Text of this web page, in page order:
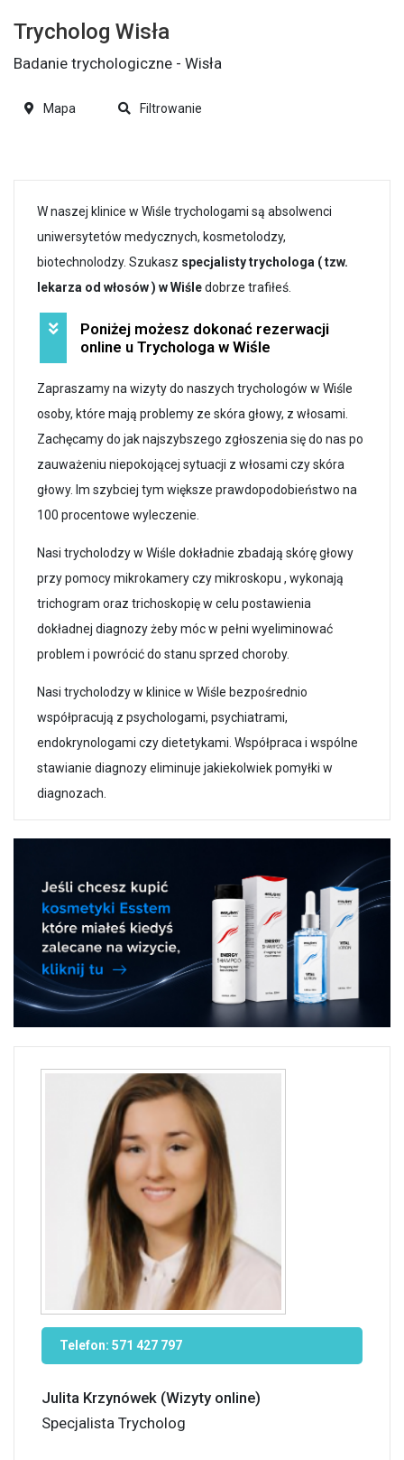
W naszej klinice w Wiśle trychologami są absolwenci
uniwersytetów medycznych, kosmetolodzy,
biotechnolodzy. Szukasz specjalisty trychologa ( tzw.
lekarza od włosów ) w Wiśledobrze trafiłeś.
Poniżej możesz dokonać rezerwacji
online u Trychologa w Wiśle
Zapraszamy na wizyty do naszych trychologów w Wiśle
osoby, które mają problemy ze skóra głowy, z włosami.
Zachęcamy do jak najszybszego zgłoszenia się do nas po
zauważeniu niepokojącej sytuacji z włosami czy skóra
głowy. Im szybciej tym większe prawdopodobieństwo na
100 procentowe wyleczenie.
Nasi trycholodzy w Wiśle dokładnie zbadają skórę głowy
przy pomocy mikrokamery czy mikroskopu , wykonają
trichogram oraz trichoskopię w celu postawienia
dokładnej diagnozy żeby móc w pełni wyeliminować
problem i powrócić do stanu sprzed choroby.
Nasi trycholodzy w klinice w Wiśle bezpośrednio
współpracują z psychologami, psychiatrami,
endokrynologami czy dietetykami. Współpraca i wspólne
stawianie diagnozy eliminuje jakiekolwiek pomyłki w
diagnozach.
Telefon: 571 427 797
Julita Krzynówek (Wizyty online)
Specjalista Trycholog
Trycholog Wisła
Badanie trychologiczne - Wisła
Mapa Filtrowanie